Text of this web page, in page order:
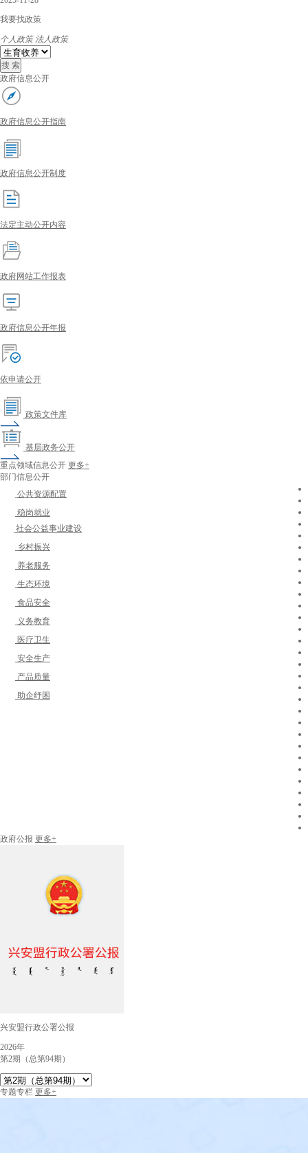
我要找政策
个人政策 法人政策
政府信息公开
政府信息公开指南
政府信息公开制度
法定主动公开内容
政府网站工作报表
政府信息公开年报
依申请公开
政策文件库
基层政务公开
重点领域信息公开 更多+
部门信息公开
公共资源配置
稳岗就业
社会公益事业建设
乡村振兴
养老服务
生态环境
食品安全
义务教育
医疗卫生
安全生产
产品质量
助企纾困
政府公报 更多+
兴安盟行政公署公报
2026年
第2期（总第94期）
专题专栏 更多+